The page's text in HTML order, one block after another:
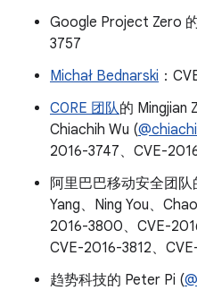
Google Project Zero
3757
Michał Bednarski ：
C0RE 团队的 Mingjian
Chiachih Wu (
2016-3747、CVE-
阿里巴巴移动安全团队
Yang、Ning You、
2016-3800、CVE-
CVE-2016-3812、
趋势科技的 Peter Pi (